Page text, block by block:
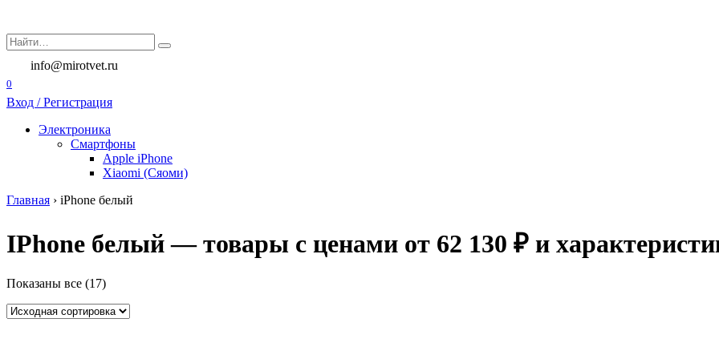
содержанию
Search
for:
info@mirotvet.ru
0
Вход / Регистрация
Электроника
Смартфоны
Apple iPhone
Xiaomi (Сяоми)
Главная › iPhone белый
IPhone белый — товары с ценами от 62 130 ₽ и
Показаны все (17)